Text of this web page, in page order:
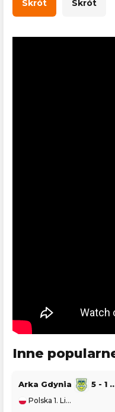
Skrót Skrót
Inne
Arka Gdynia 5 - 1
Polska 1. Liga